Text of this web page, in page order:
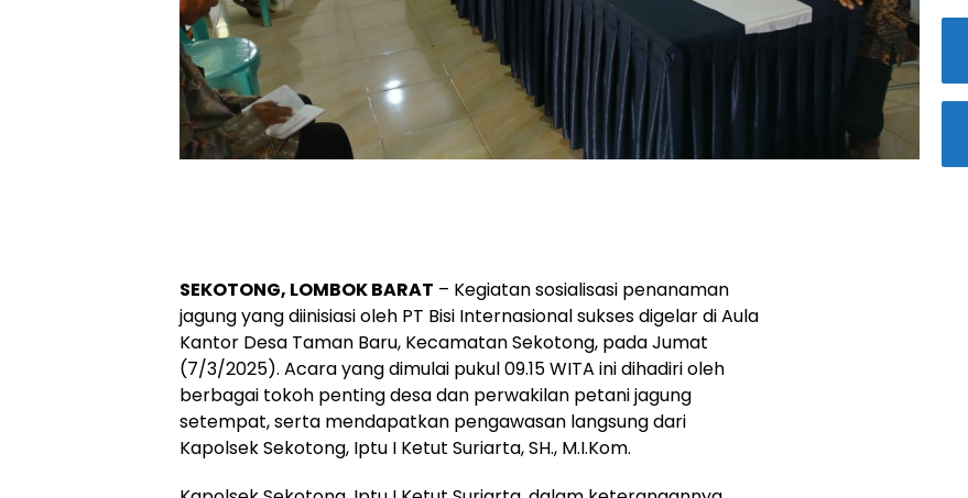
SEKOTONG, LOMBOK BARAT – Kegiatan sosialisasi penanaman
jagung yang diinisiasi oleh PT Bisi Internasional sukses digelar di Aula
Kantor Desa Taman Baru, Kecamatan Sekotong, pada Jumat
(7/3/2025). Acara yang dimulai pukul 09.15 WITA ini dihadiri oleh
berbagai tokoh penting desa dan perwakilan petani jagung
setempat, serta mendapatkan pengawasan langsung dari
Kapolsek Sekotong, Iptu I Ketut Suriarta, SH., M.I.Kom.